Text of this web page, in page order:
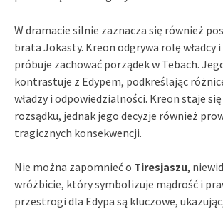
W dramacie silnie zaznacza się również
brata Jokasty. Kreon odgrywa rolę władcy
próbuje zachować porządek w Tebach.
kontrastuje z Edypem, podkreślając
władzy i odpowiedzialności. Kreon staje się
rozsądku, jednak jego decyzje również
tragicznych konsekwencji.
Nie można zapomnieć o Tiresjaszu,
wróżbicie, który symbolizuje mądrość i
przestrogi dla Edypa są kluczowe,